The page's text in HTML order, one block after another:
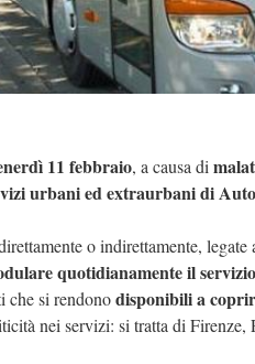
11 febbraio, a causa di
urbani ed extraurbani di
o indirettamente, legate
quotidianamente il
che si rendonodisponibili a
nei servizi: si tratta di Firenze,